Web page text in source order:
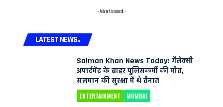
- Advertisement -
LATEST NEWS..
Salman Khan News Today: गैलेक्सी
अपार्टमेंट के बाहर पुलिसकर्मी की मौत,
सलमान की सुरक्षा में थे तैनात
ENTERTAINMENT MUMBAI